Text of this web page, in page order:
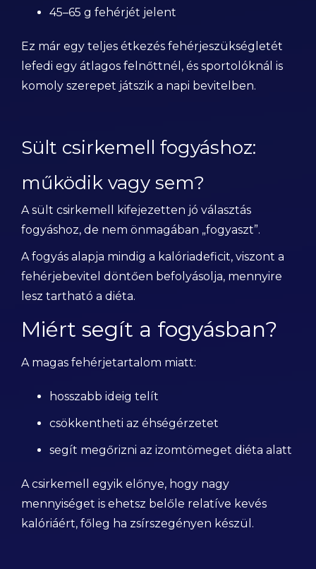
45–65 g fehérjét jelent
Ez már egy teljes étkezés fehérjeszükségletét
lefedi egy átlagos felnőttnél, és sportolóknál is
komoly szerepet játszik a napi bevitelben.
Sült csirkemell fogyáshoz:
működik vagy sem?
A sült csirkemell kifejezetten jó választás
fogyáshoz, de nem önmagában „fogyaszt”.
A fogyás alapja mindig a kalóriadeficit, viszont a
fehérjebevitel döntően befolyásolja, mennyire
lesz tartható a diéta.
Miért segít a fogyásban?
A magas fehérjetartalom miatt:
hosszabb ideig telít
csökkentheti az éhségérzetet
segít megőrizni az izomtömeget diéta alatt
A csirkemell egyik előnye, hogy nagy
mennyiséget is ehetsz belőle relatíve kevés
kalóriáért, főleg ha zsírszegényen készül.